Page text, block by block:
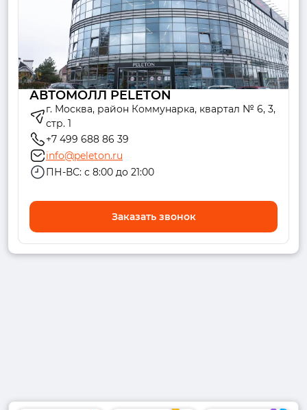
АВТОМОЛЛ PELETON
г. Москва, район Коммунарка, квартал № 6, 3,
стр. 1
+7 499 688 86 39
info@peleton.ru
ПН-ВС: с 8:00 до 21:00
Заказать звонок